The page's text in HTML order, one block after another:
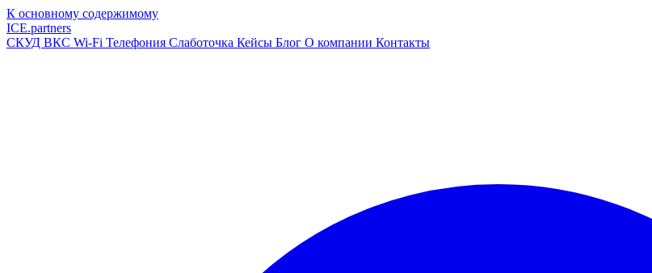
К основному содержимому
ICE.partners
СКУД ВКС Wi-Fi Телефония Слаботочка Кейсы Блог О компании Контакты